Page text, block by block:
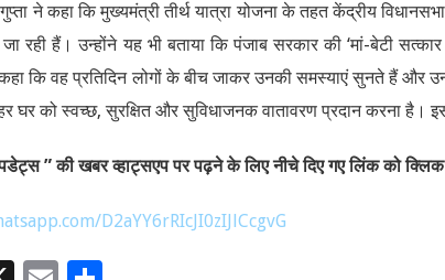
ने कहा कि मुख्यमंत्री तीर्थ यात्रा योजना के तहत केंद्रीय
जा रही हैं। उन्होंने यह भी बताया कि पंजाब सरकार की ‘मां-बेटी
कि वह प्रतिदिन लोगों के बीच जाकर उनकी समस्याएं सुनते हैं और
घर को स्वच्छ, सुरक्षित और सुविधाजनक वातावरण प्रदान करना है।
” की खबर व्हाट्सएप पर पढ़ने के लिए नीचे दिए गए लिंक को
D2aYY6rRIcJI0zIJlCcgvG